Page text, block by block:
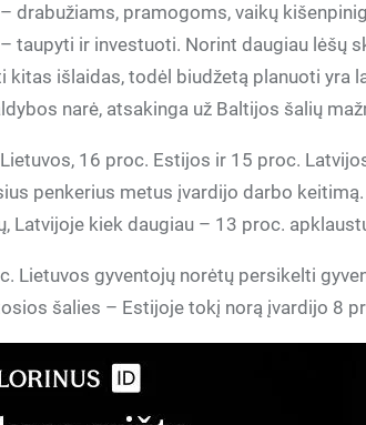
drabužiams, pramogoms, vaikų
taupyti ir investuoti. Norint daugiau lėšų
kitas išlaidas, todėl biudžetą planuoti yra
narė, atsakinga už Baltijos šalių
16 proc. Estijos ir 15 proc.
penkerius metus įvardijo darbo
Latvijoje kiek daugiau – 13 proc.
Lietuvos gyventojų norėtų persikelti
šalies – Estijoje tokį norą įvardijo 8